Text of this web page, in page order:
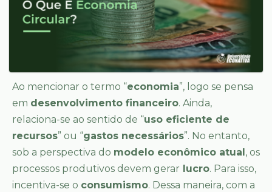
Ao mencionar o termo “economia”, logo se pensa
em desenvolvimento financeiro. Ainda,
relaciona-se ao sentido de “uso eficiente de
recursos” ou “gastos necessários”. No entanto,
sob a perspectiva do modelo econômico atual , os
processos produtivos devem gerar lucro. Para isso,
incentiva-se o consumismo. Dessa maneira, com a